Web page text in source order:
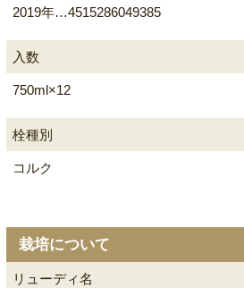
2019年…4515286049385
入数
750ml×12
栓種別
コルク
栽培について
リューディ名